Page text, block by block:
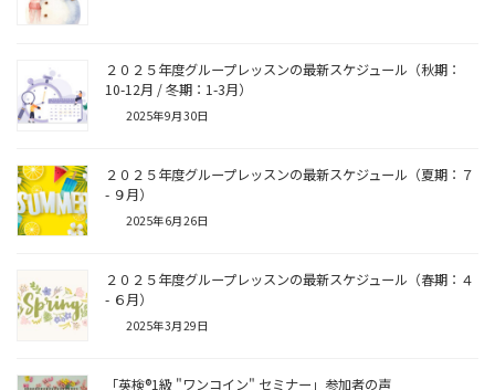
２０２５年度グループレッスンの最新スケジュール（秋期：
10-12月 / 冬期：1-3月）
2025年9月30日
２０２５年度グループレッスンの最新スケジュール（夏期：７
- ９月）
2025年6月26日
２０２５年度グループレッスンの最新スケジュール（春期：４
- ６月）
2025年3月29日
「英検®1級 "ワンコイン" セミナー」参加者の声